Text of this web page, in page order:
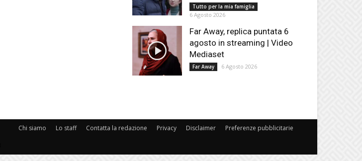
Tutto per la mia famiglia
6 Agosto 2026
Far Away, replica puntata 6
agosto in streaming | Video
Mediaset
Far Away 6 Agosto 2026
Chi siamo Lo staff Contatta la redazione Privacy Disclaimer Preferenze pubblicitarie